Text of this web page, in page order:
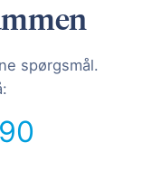
spørgsmål.